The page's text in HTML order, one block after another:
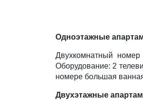
Одноэтажные
Двухкомнатный
Оборудование: 2
номере большая
Двухэтажные